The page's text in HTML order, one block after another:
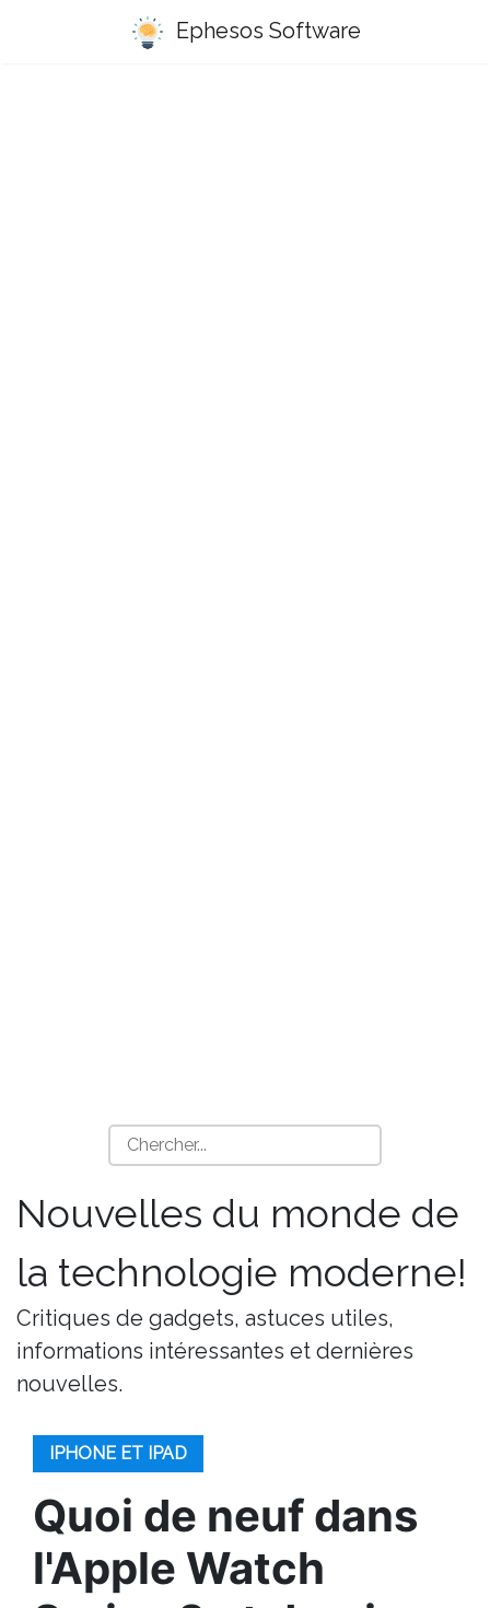
Ephesos Software
Nouvelles du monde de
la technologie moderne!
Critiques de gadgets, astuces utiles,
informations intéressantes et dernières
nouvelles.
IPHONE ET IPAD
Quoi de neuf dans
l'Apple Watch